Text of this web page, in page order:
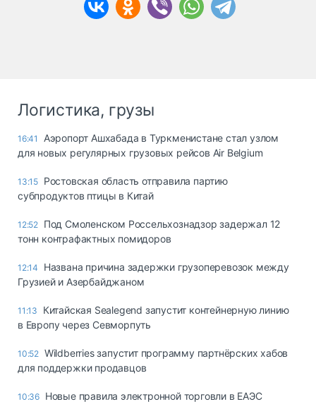
Логистика, грузы
16:41
Аэропорт Ашхабада в Туркменистане стал узлом
для новых регулярных грузовых рейсов Air Belgium
13:15 Ростовская область отправила партию
субпродуктов птицы в Китай
12:52 Под Смоленском Россельхознадзор задержал 12
тонн контрафактных помидоров
12:14
Названа причина задержки грузоперевозок между
Грузией и Азербайджаном
11:13
Китайская Sealegend запустит контейнерную линию
в Европу через Севморпуть
10:52 Wildberries запустит программу партнёрских хабов
для поддержки продавцов
10:36 Новые правила электронной торговли в ЕАЭС